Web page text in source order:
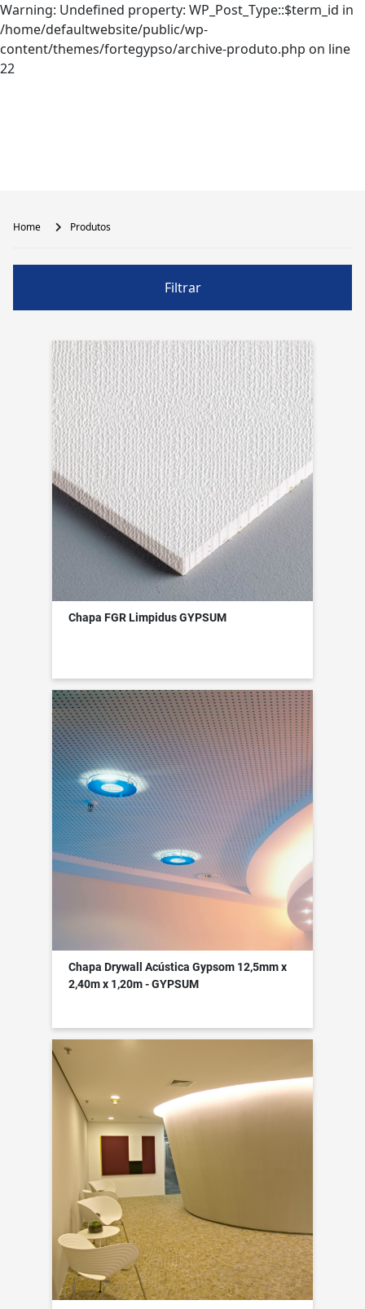
Warning: Undefined property: WP_Post_Type::$term_id in
/home/defaultwebsite/public/wp-
content/themes/fortegypso/archive-produto.php on line
22
Home Produtos
Filtrar
Chapa FGR Limpidus GYPSUM
Chapa Drywall Acústica Gypsom 12,5mm x
2,40m x 1,20m - GYPSUM